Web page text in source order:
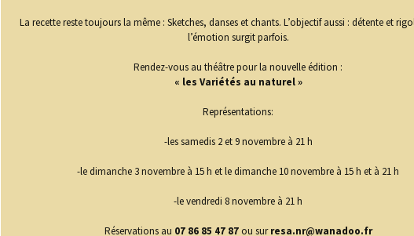
La recette reste toujours la même : Sketches, danses et chants. L’objectif aussi : détente et
l’émotion surgit parfois.
Rendez-vous au théâtre pour la nouvelle édition :
« les Variétés au naturel »
Représentations:
-les samedis 2 et 9 novembre à 21 h
-le dimanche 3 novembre à 15 h et le dimanche 10 novembre à 15 h et à 21 h
-le vendredi 8 novembre à 21 h
Réservations au 07 86 85 47 87ou surresa.nr@wanadoo.fr